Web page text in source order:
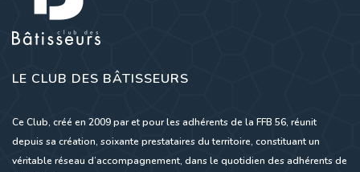
LE CLUB DES BÂTISSEURS
Ce Club, créé en 2009 par et pour les adhérents de la FFB 56, réunit
depuis sa création, soixante prestataires du territoire, constituant un
véritable réseau d’accompagnement, dans le quotidien des adhérents de